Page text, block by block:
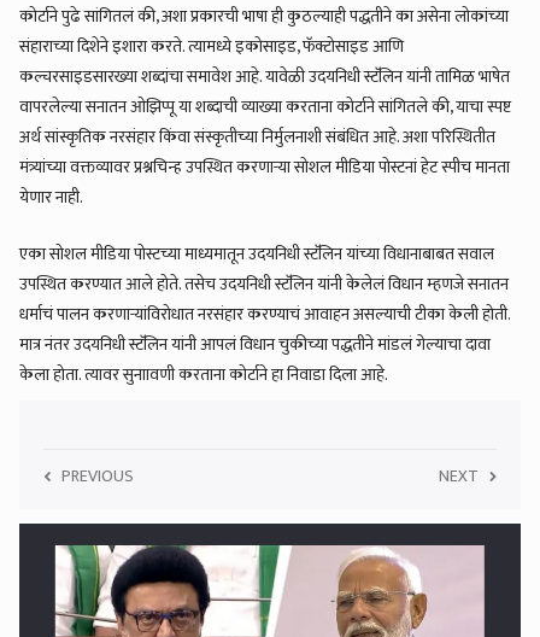
कोर्टाने पुढे सांगितलं की, अशा प्रकारची भाषा ही कुठल्याही पद्धतीने का असेना लोकांच्या
संहाराच्या दिशेने इशारा करते. त्यामध्ये इकोसाइड, फॅक्टोसाइड आणि
कल्चरसाइडसारख्या शब्दांचा समावेश आहे. यावेळी उदयनिधी स्टॅलिन यांनी तामिळ भाषेत
वापरलेल्या सनातन ओझिप्पू या शब्दाची व्याख्या करताना कोर्टाने सांगितले की, याचा स्पष्ट
अर्थ सांस्कृतिक नरसंहार किंवा संस्कृतीच्या निर्मुलनाशी संबंधित आहे. अशा परिस्थितीत
मंत्र्यांच्या वक्तव्यावर प्रश्नचिन्ह उपस्थित करणाऱ्या सोशल मीडिया पोस्टनां हेट स्पीच मानता
येणार नाही.
एका सोशल मीडिया पोस्टच्या माध्यमातून उदयनिधी स्टॅलिन यांच्या विधानाबाबत सवाल
उपस्थित करण्यात आले होते. तसेच उदयनिधी स्टॅलिन यांनी केलेलं विधान म्हणजे सनातन
धर्माचं पालन करणाऱ्यांविरोधात नरसंहार करण्याचं आवाहन असल्याची टीका केली होती.
मात्र नंतर उदयनिधी स्टॅलिन यांनी आपलं विधान चुकीच्या पद्धतीने मांडलं गेल्याचा दावा
केला होता. त्यावर सुनाावणी करताना कोर्टाने हा निवाडा दिला आहे.
PREVIOUS NEXT
बहुचर्चित सीमांकन विधेयकाला डी एमकेचा विरोध, भाजपाला होती अपेक्षा...